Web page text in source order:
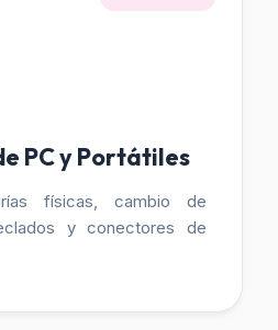
PC y Portátiles
físicas, cambio de
y conectores de